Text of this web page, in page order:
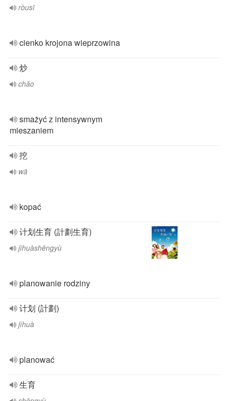
ròusī
cienko krojona wieprzowina
炒
chǎo
smażyć z intensywnym
mieszaniem
挖
wā
kopać
计划生育 (計劃生育)
jìhuàshēngyù
planowanie rodziny
计划 (計劃)
jìhuà
planować
生育